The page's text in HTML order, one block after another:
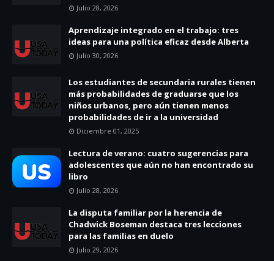
Julio 28, 2026
Aprendizaje integrado en el trabajo: tres
ideas para una política eficaz desde Alberta
Julio 30, 2026
Los estudiantes de secundaria rurales tienen
más probabilidades de graduarse que los
niños urbanos, pero aún tienen menos
probabilidades de ir a la universidad
Diciembre 01, 2025
Lectura de verano: cuatro sugerencias para
adolescentes que aún no han encontrado su
libro
Julio 28, 2026
La disputa familiar por la herencia de
Chadwick Boseman destaca tres lecciones
para las familias en duelo
Julio 29, 2026